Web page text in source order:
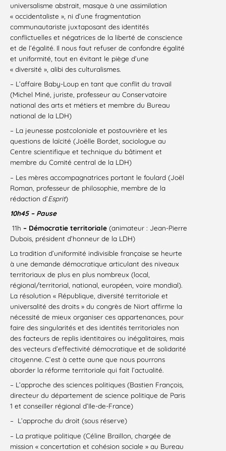
universalisme abstrait, masque à une assimilation
« occidentaliste », ni d’une fragmentation
communautariste juxtaposant des identités
conflictuelles et négatrices de la liberté de conscience
et de l’égalité. Il nous faut refuser de confondre égalité
et uniformité, tout en évitant le piège d’une
« diversité », alibi des culturalismes.
– L’affaire Baby-Loup en tant que conflit du travail
(Michel Miné, juriste, professeur au Conservatoire
national des arts et métiers et membre du Bureau
national de la LDH)
– La jeunesse postcoloniale et postouvrière et les
questions de laïcité (Joëlle Bordet, sociologue au
Centre scientifique et technique du bâtiment et
membre du Comité central de la LDH)
– Les mères accompagnatrices portant le foulard (Joël
Roman, professeur de philosophie, membre de la
rédaction d’Esprit)
10h45 – Pause
11h – Démocratie territoriale (animateur : Jean-Pierre
Dubois, président d’honneur de la LDH)
La tradition d’uniformité indivisible française se heurte
à une demande démocratique articulant des niveaux
territoriaux de plus en plus nombreux (local,
régional/territorial, national, européen, voire mondial).
La résolution « République, diversité territoriale et
universalité des droits » du congrès de Niort affirme la
nécessité de mieux organiser ces appartenances, pour
faire des singularités et des identités territoriales non
des facteurs de replis identitaires ou inégalitaires, mais
des vecteurs d’effectivité démocratique et de solidarité
citoyenne. C’est à cette aune que nous pourrons
aborder la réforme territoriale qui fait l’actualité.
– L’approche des sciences politiques (Bastien François,
directeur du département de science politique de Paris
1 et conseiller régional d’Ile-de-France)
– L’approche du droit (sous réserve)
– La pratique politique (Céline Braillon, chargée de
mission « concertation et cohésion sociale » au Bureau